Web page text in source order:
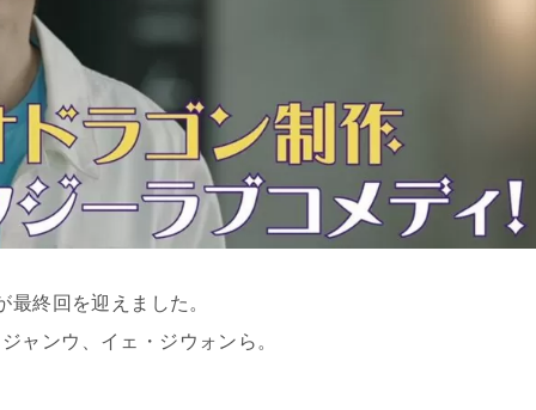
最終回を迎えました。
ャンウ、イェ・ジウォンら。